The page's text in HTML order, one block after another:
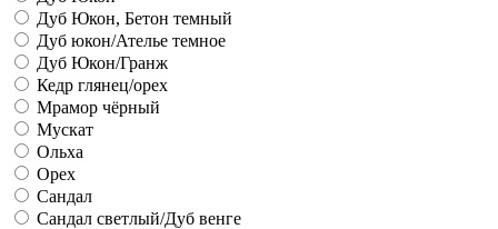
Дуб Юкон, Бетон темный
Дуб юкон/Ателье темное
Дуб Юкон/Гранж
Кедр глянец/орех
Мрамор чёрный
Мускат
Ольха
Орех
Сандал
Сандал светлый/Дуб венге